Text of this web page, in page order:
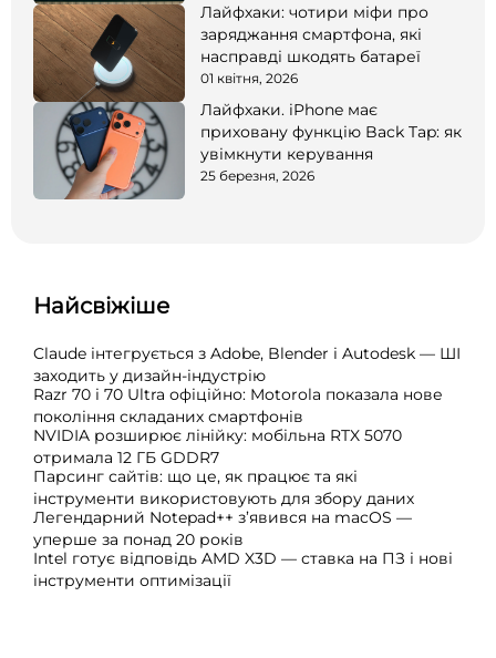
Лайфхаки: чотири міфи про
заряджання смартфона, які
насправді шкодять батареї
01 квітня, 2026
Лайфхаки. iPhone має
приховану функцію Back Tap: як
увімкнути керування
25 березня, 2026
Найсвіжіше
Claude інтегрується з Adobe, Blender і Autodesk — ШІ
заходить у дизайн-індустрію
Razr 70 і 70 Ultra офіційно: Motorola показала нове
покоління складаних смартфонів
NVIDIA розширює лінійку: мобільна RTX 5070
отримала 12 ГБ GDDR7
Парсинг сайтів: що це, як працює та які
інструменти використовують для збору даних
Легендарний Notepad++ з’явився на macOS —
уперше за понад 20 років
Intel готує відповідь AMD X3D — ставка на ПЗ і нові
інструменти оптимізації